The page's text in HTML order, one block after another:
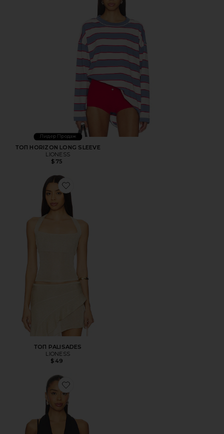
Лидер Продаж
ТОП HORIZON LONG SLEEVE
LIONESS
$75
Favorite ТОП PALISADES
ТОП PALISADES
LIONESS
$49
Favorite ТОП ХОЛТЕР SHARNI